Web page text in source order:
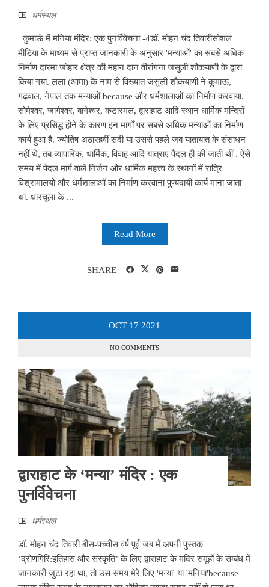
धर्मस्थल
कुमाऊं में मनिया मंदिर: एक पुनर्विवेचना -4डॉ. मोहन चंद तिवारीसोशल
मीडिया के माध्यम से प्राप्त जानकारी के अनुसार 'मन्याओं' का सबसे अधिक
निर्माण दारमा जोहार क्षेत्र की महान दान वीरांगना जसुली शौकयाणी के द्वारा
किया गया. लला (आमा) के नाम से विख्यात जसुली शौकयाणी ने कुमाऊ,
गढ़वाल, नेपाल तक मन्याओं because और धर्मशालाओं का निर्माण करवाया.
सोमेश्वर, जागेश्वर, बागेश्वर, कटारमल, द्वाराहाट आदि स्थान धार्मिक मन्दिरों
के लिए प्रसिद्ध होने के कारण इन मार्गों पर सबसे अधिक मन्याओं का निर्माण
कार्य हुआ है. ज्योतिष अठारहवीं सदी या उससे पहले जब यातायात के संसाधन
नहीं थे, तब व्यापारिक, धार्मिक, विवाह आदि यात्राएं पैदल ही की जाती थीं . ऐसे
समय में पैदल मार्ग वाले निर्जन और धार्मिक महत्त्व के स्थानों में रात्रि
विश्रामालयों और धर्मशालाओं का निर्माण करवाना पुण्यदायी कार्य माना जाता
था. धारचूला के ...
Read More
SHARE
OCT 17 2021
NO COMMENTS
द्वाराहाट के ‘मन्या’ मंदिर : एक
पुनर्विवेचना
धर्मस्थल
डॉ. मोहन चंद तिवारी बीस-पच्चीस वर्ष पूर्व जब मैं अपनी पुस्तक
‘द्रोणगिरि:इतिहास और संस्कृति’ के लिए द्वाराहाट के मंदिर समूहों के सम्बंध में
जानकारी जुटा रहा था, तो उस समय मेरे लिए 'मन्या' या 'मनिया'because